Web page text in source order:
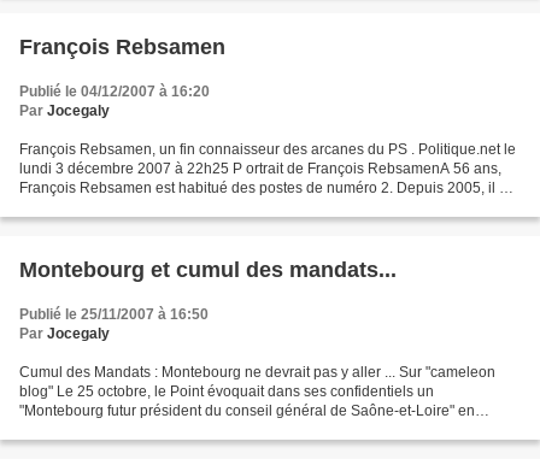
François Rebsamen
Publié le 04/12/2007 à 16:20
Par Jocegaly
François Rebsamen, un fin connaisseur des arcanes du PS . Politique.net le
lundi 3 décembre 2007 à 22h25 P ortrait de François RebsamenA 56 ans,
François Rebsamen est habitué des postes de numéro 2. Depuis 2005, il est
Montebourg et cumul des mandats...
Publié le 25/11/2007 à 16:50
Par Jocegaly
Cumul des Mandats : Montebourg ne devrait pas y aller ... Sur "cameleon
blog" Le 25 octobre, le Point évoquait dans ses confidentiels un
"Montebourg futur président du conseil général de Saône-et-Loire" en